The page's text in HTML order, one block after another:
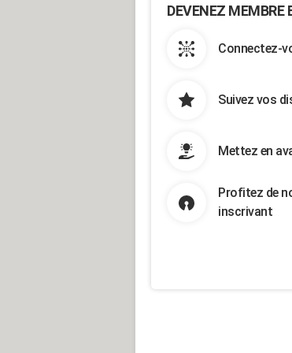
DEVENEZ MEMBRE
Connectez-
Suivez vos
Mettez en
Profitez de
inscrivant